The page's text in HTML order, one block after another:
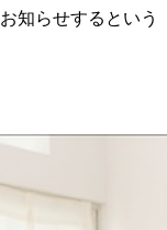
知らせするという